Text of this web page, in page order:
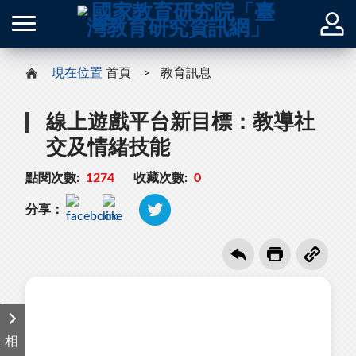
現在位置 首頁 教育訊息
線上遊戲平台新目標：教導社
交及情緒技能
點閱次數: 1274 收藏次數: 0
分享：
相